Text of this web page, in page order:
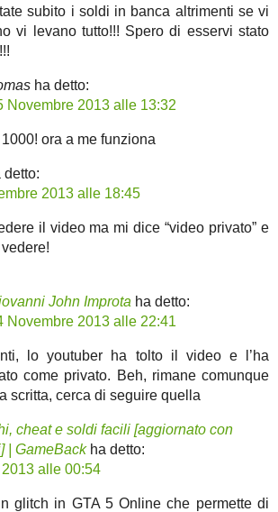
subito i soldi in banca altrimenti se vi
vi levano tutto!!! Spero di esservi stato
ha detto:
Novembre 2013 alle 13:32
ora a me funziona
detto:
2013 alle 18:45
il video ma mi dice “video privato” e
John Improta ha detto:
Novembre 2013 alle 22:41
lo youtuber ha tolto il video e l’ha
come privato. Beh, rimane comunque
scritta, cerca di seguire quella
cheat e soldi facili [aggiornato con
| GameBack ha detto:
alle 00:54
glitch in GTA 5 Online che permette di